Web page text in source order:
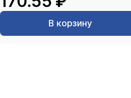
В корзину